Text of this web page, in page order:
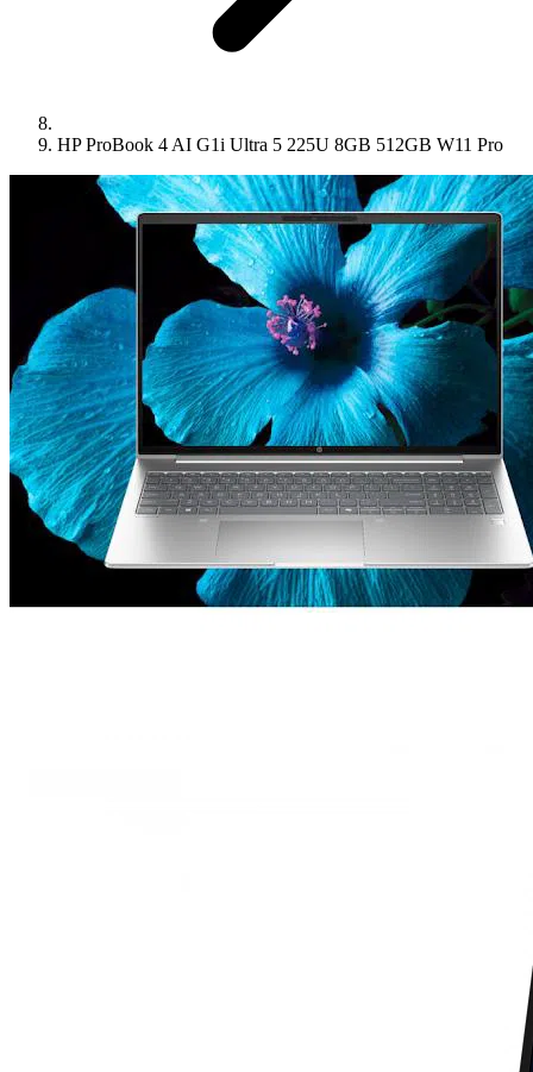
HP ProBook 4 AI G1i Ultra 5 225U 8GB 512GB W11 Pro